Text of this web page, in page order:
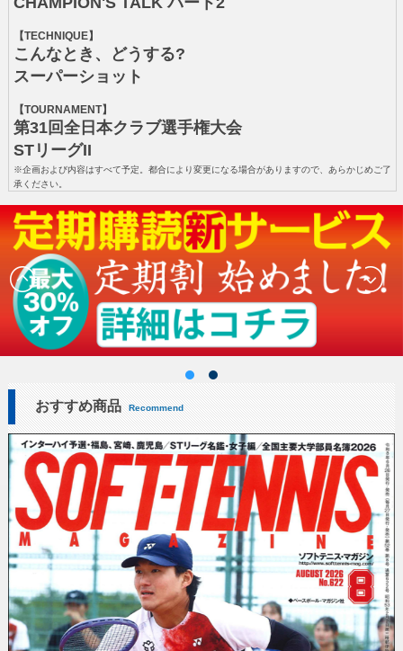
【TECHNIQUE】
こんなとき、どうする?
スーパーショット
【TOURNAMENT】
第31回全日本クラブ選手権大会
STリーグII
※企画および内容はすべて予定。都合により変更になる場合がありますので、あらかじめご了
承ください。
おすすめ商品 Recommend